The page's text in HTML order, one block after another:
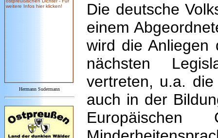
Hermann Sudermann
Die deutsche
einem
wird die Anliegen
nächsten
vertreten, u.a.
auch in der